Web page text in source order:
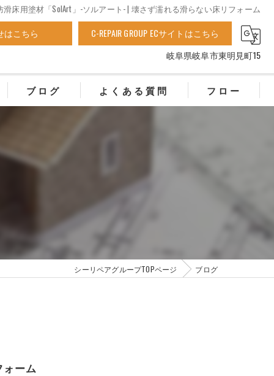
滑床用塗材「SolArt」-ソルアート- | 壊さず濡れる滑らない床リフォーム
はこちら
C-REPAIR GROUP ECサイトはこちら
岐阜県岐阜市東明見町15
ブログ よくある質問 フロー
シーリペアグループTOPページ ブログ
ーム